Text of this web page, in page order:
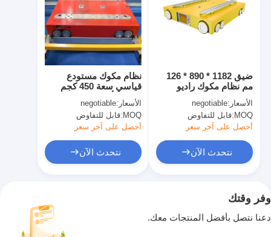
نظام مكوك مستودع
قياسي سعة 450 كجم
MHS
الأسعار:negotiable
MOQ: قابل للتفاوض
أحصل على آخر سعر
نتحدث الآن
ضيق 1182 * 890 * 126
مم نظام مكوك راديو
ASRS MHS
Warehouse
الأسعار:negotiable
MOQ: قابل للتفاوض
أحصل على آخر سعر
نتحدث الآن
وفر وقتك
دعنا نتصل بأفضل المنتجات معك.